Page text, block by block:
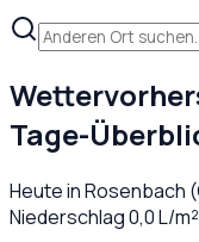
Tage-
Heute inRosenbach (
Niederschlag0,0L/